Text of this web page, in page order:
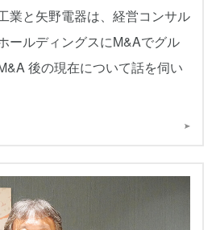
業と矢野電器は、経営コンサル
ールディングスにM&Aでグル
後の現在について話を伺い